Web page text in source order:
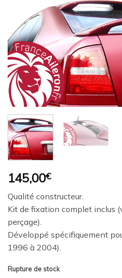
145,00€
Qualité constructeur.
Kit de fixation complet inclus
perçage).
Développé spécifiquement
1996 à 2004).
Rupture de stock